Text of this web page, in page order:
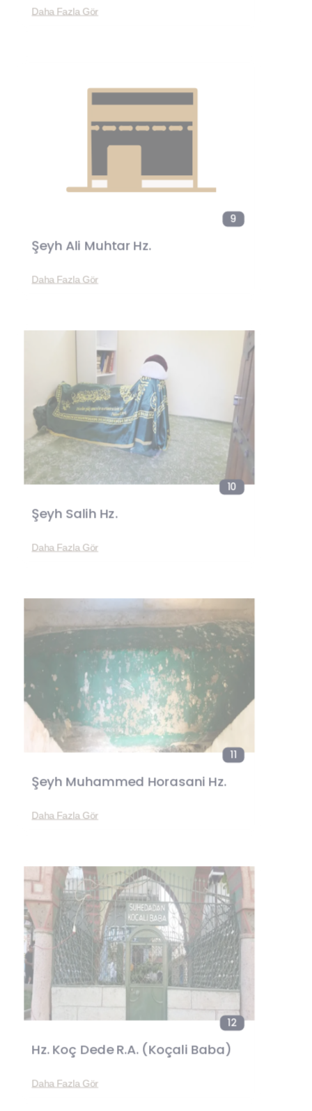
Daha Fazla Gör
9
Şeyh Ali Muhtar Hz.
Daha Fazla Gör
10
Şeyh Salih Hz.
Daha Fazla Gör
11
Şeyh Muhammed Horasani Hz.
Daha Fazla Gör
12
Hz. Koç Dede R.A. (Koçali Baba)
Daha Fazla Gör